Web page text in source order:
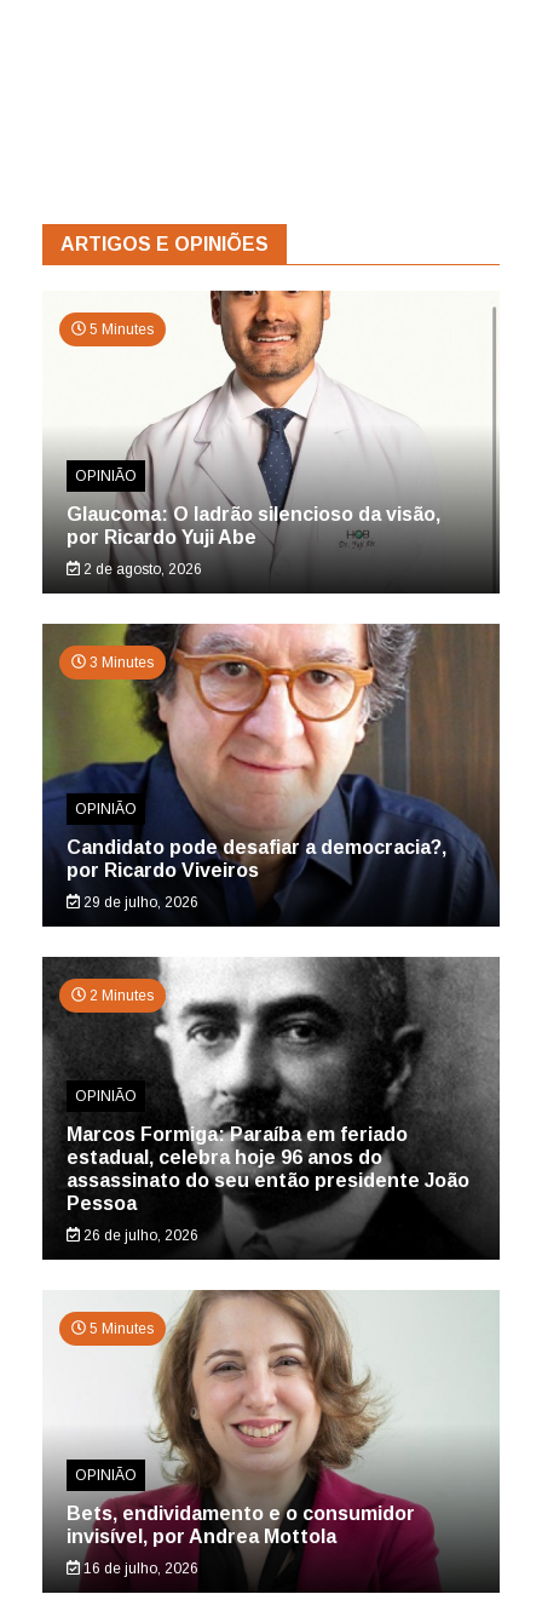
ARTIGOS E OPINIÕES
5 Minutes
OPINIÃO
Glaucoma: O ladrão silencioso da visão,
por Ricardo Yuji Abe
2 de agosto, 2026
3 Minutes
OPINIÃO
Candidato pode desafiar a democracia?,
por Ricardo Viveiros
29 de julho, 2026
2 Minutes
OPINIÃO
Marcos Formiga: Paraíba em feriado
estadual, celebra hoje 96 anos do
assassinato do seu então presidente João
Pessoa
26 de julho, 2026
5 Minutes
OPINIÃO
Bets, endividamento e o consumidor
invisível, por Andrea Mottola
16 de julho, 2026